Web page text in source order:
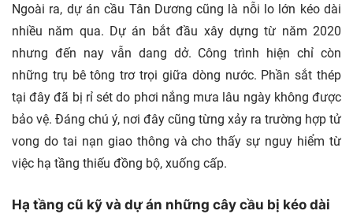
Ngoài ra, dự án cầu Tân Dương cũng là nỗi lo lớn kéo dài
nhiều năm qua. Dự án bắt đầu xây dựng từ năm 2020
nhưng đến nay vẫn dang dở. Công trình hiện chỉ còn
những trụ bê tông trơ trọi giữa dòng nước. Phần sắt thép
tại đây đã bị rỉ sét do phơi nắng mưa lâu ngày không được
bảo vệ. Đáng chú ý, nơi đây cũng từng xảy ra trường hợp tử
vong do tai nạn giao thông và cho thấy sự nguy hiểm từ
việc hạ tầng thiếu đồng bộ, xuống cấp.
Hạ tầng cũ kỹ và dự án những cây cầu bị kéo dài